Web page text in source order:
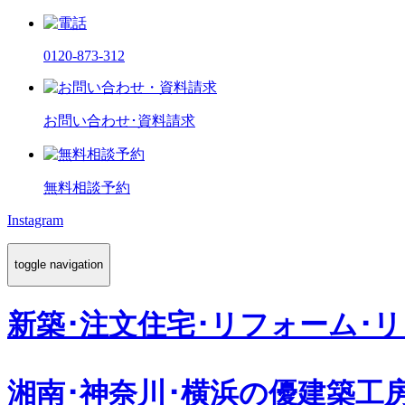
0120-873-312
お問い合わせ･資料請求
無料相談予約
Instagram
toggle navigation
新築･注文住宅･リフォーム･
湘南･神奈川･横浜の優建築工